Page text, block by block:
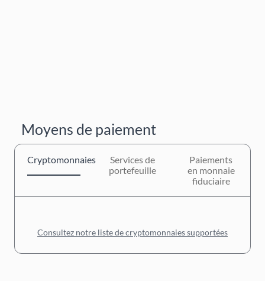
Moyens de paiement
Cryptomonnaies
Services de
portefeuille
Paiements
en monnaie
fiduciaire
Consultez notre liste de cryptomonnaies supportées